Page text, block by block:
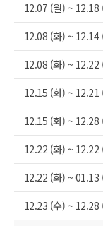
12.07 (월) ~ 12.18
12.08 (화) ~ 12.14
12.08 (화) ~ 12.22
12.15 (화) ~ 12.21
12.15 (화) ~ 12.28
12.22 (화) ~ 12.22
12.22 (화) ~ 01.13
12.23 (수) ~ 12.28